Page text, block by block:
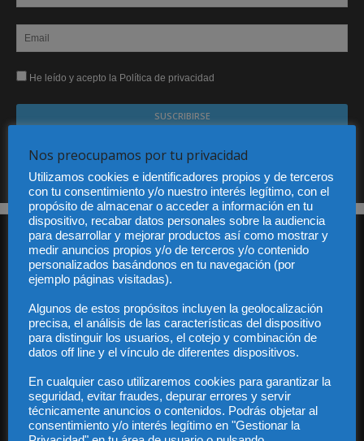
He leído y acepto la Política de privacidad
Sus datos serán incorporados a un fichero automatizado con el objeto exclusivo de dar
respuesta a su suscripción Dicho fichero es de titularidad exclusiva de LEXDIR GLOBAL
S.L. y no será cedido a un tercero en ningún caso.
Audiencia y Publicidad
Quiénes somos
Legal
Contacto
Guía Colaboradores
Nos preocupamos por tu privacidad
Utilizamos cookies e identificadores propios y de terceros
con tu consentimiento y/o nuestro interés legítimo, con el
propósito de almacenar o acceder a información en tu
dispositivo, recabar datos personales sobre la audiencia
para desarrollar y mejorar productos así como mostrar y
medir anuncios propios y/o de terceros y/o contenido
personalizados basándonos en tu navegación (por
ejemplo páginas visitadas).
Algunos de estos propósitos incluyen la geolocalización
precisa, el análisis de las características del dispositivo
para distinguir los usuarios, el cotejo y combinación de
datos off line y el vínculo de diferentes dispositivos.
En cualquier caso utilizaremos cookies para garantizar la
seguridad, evitar fraudes, depurar errores y servir
técnicamente anuncios o contenidos. Podrás objetar al
consentimiento y/o interés legítimo en "Gestionar la